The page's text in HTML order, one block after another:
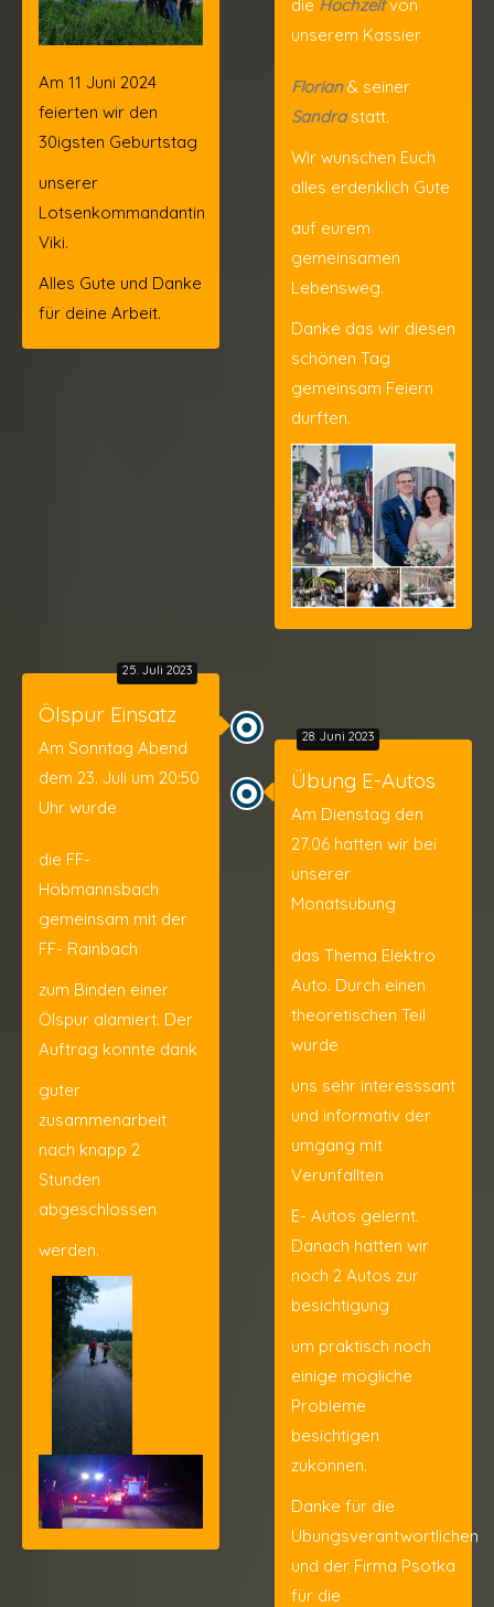
Am 11 Juni 2024
feierten wir den
30igsten Geburtstag
unserer
Lotsenkommandantin
Viki.
Alles Gute und Danke
für deine Arbeit.
die Hochzeitvon
unserem Kassier
Florian& seiner
Sandrastatt.
Wir wünschen Euch
alles erdenklich Gute
auf eurem
gemeinsamen
Lebensweg.
Danke das wir diesen
schönen Tag
gemeinsam Feiern
durften.
25. Juli 2023
Ölspur Einsatz
Am Sonntag Abend
dem 23. Juli um 20:50
Uhr wurde
die FF-
Höbmannsbach
gemeinsam mit der
FF- Rainbach
zum Binden einer
Ölspur alamiert. Der
Auftrag konnte dank
guter
zusammenarbeit
nach knapp 2
Stunden
abgeschlossen
werden.
28. Juni 2023
Übung E-Autos
Am Dienstag den
27.06 hatten wir bei
unserer
Monatsübung
das Thema Elektro
Auto. Durch einen
theoretischen Teil
wurde
uns sehr interesssant
und informativ der
umgang mit
Verunfallten
E- Autos gelernt.
Danach hatten wir
noch 2 Autos zur
besichtigung
um praktisch noch
einige mögliche
Probleme
besichtigen
zukönnen.
Danke für die
Übungsverantwortlichen
und der Firma Psotka
für die